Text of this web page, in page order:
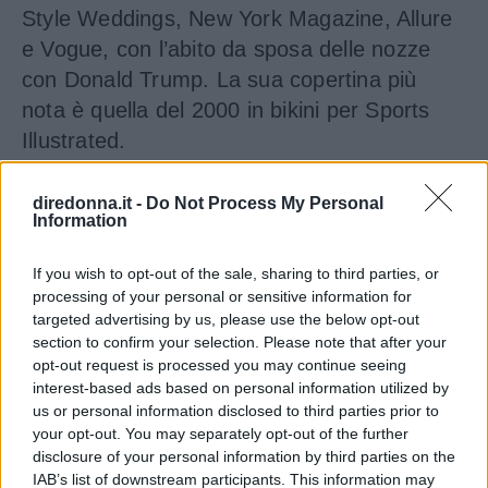
diredonna.it - Do Not Process My Personal
Information
If you wish to opt-out of the sale, sharing to third parties, or
processing of your personal or sensitive information for
targeted advertising by us, please use the below opt-out
section to confirm your selection. Please note that after your
opt-out request is processed you may continue seeing
interest-based ads based on personal information utilized by
us or personal information disclosed to third parties prior to
your opt-out. You may separately opt-out of the further
disclosure of your personal information by third parties on the
IAB’s list of downstream participants. This information may
Style Weddings, New York Magazine, Allure
e Vogue, con l’abito da sposa delle nozze
con Donald Trump. La sua copertina più
nota è quella del 2000 in bikini per Sports
Illustrated.
Dopo aver conosciuto Donald Trump nel
1998, continua la sua scalata nella moda, e
The View.
Alla nascita diBarron, nel2006, Melania
Trump decide di dedicarsi meno alla carriera
di modella, e lancia prima unalinea di
orologie poi una dicremeper la cura della
pelle.